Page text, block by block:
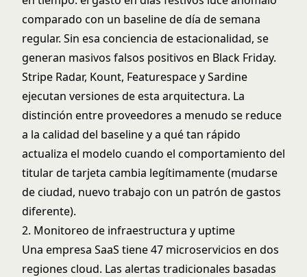
comparado con un baseline de día de semana
regular. Sin esa conciencia de estacionalidad, se
generan masivos falsos positivos en Black Friday.
Stripe Radar, Kount, Featurespace y Sardine
ejecutan versiones de esta arquitectura. La
distinción entre proveedores a menudo se reduce
a la calidad del baseline y a qué tan rápido
actualiza el modelo cuando el comportamiento del
titular de tarjeta cambia legítimamente (mudarse
de ciudad, nuevo trabajo con un patrón de gastos
diferente).
2. Monitoreo de infraestructura y uptime
Una empresa SaaS tiene 47 microservicios en dos
regiones cloud. Las alertas tradicionales basadas